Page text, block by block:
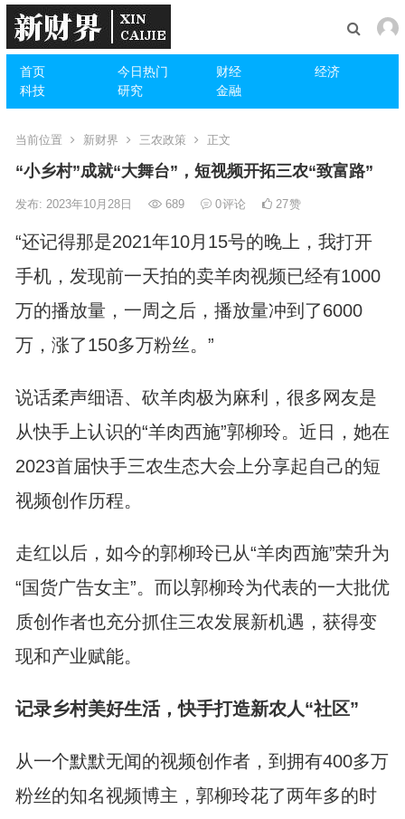
首页 今日热门 财经
经济
科技
研究 金融
当前位置 新财界 三农政策 正文
“小乡村”成就“大舞台”，短视频开拓三农“致富路”
发布: 2023年10月28日 689 0评论 27赞
“还记得那是2021年10月15号的晚上，我打开
手机，发现前一天拍的卖羊肉视频已经有1000
万的播放量，一周之后，播放量冲到了6000
万，涨了150多万粉丝。”
说话柔声细语、砍羊肉极为麻利，很多网友是
从快手上认识的“羊肉西施”郭柳玲。近日，她在
2023首届快手三农生态大会上分享起自己的短
视频创作历程。
走红以后，如今的郭柳玲已从“羊肉西施”荣升为
“国货广告女主”。而以郭柳玲为代表的一大批优
质创作者也充分抓住三农发展新机遇，获得变
现和产业赋能。
记录乡村美好生活，快手打造新农人“社区”
从一个默默无闻的视频创作者，到拥有400多万
粉丝的知名视频博主，郭柳玲花了两年多的时